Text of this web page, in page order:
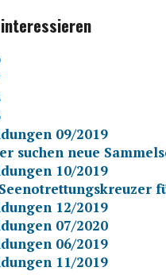
09/2019
suchen neue
10/2019
12/2019
07/2020
06/2019
11/2019